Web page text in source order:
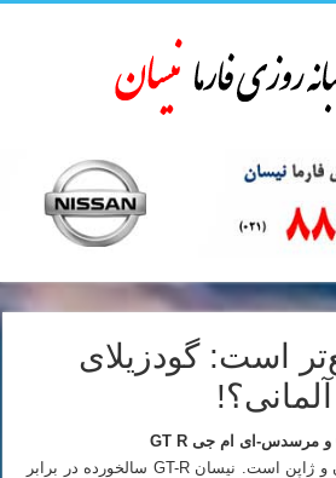
است: گودزیلای
این یک دوئل ناب بین آلمان و ژاپن است. نیسان GT-R سالخورده در برابر